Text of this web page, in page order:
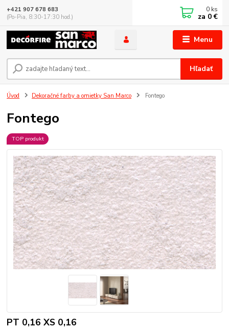
Menu
Hľadať
+421 907 678 683
(Po-Pia, 8:30-17:30 hod.)
0 ks
za 0 €
Úvod Dekoračné farby a omietky San Marco Fontego
Fontego
TOP produkt
PT 0,16 XS 0,16